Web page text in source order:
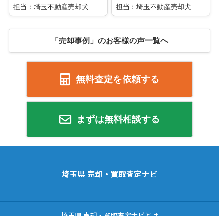
担当：埼玉不動産売却犬 担当：埼玉不動産売却犬
「売却事例」のお客様の声一覧へ
無料査定を依頼する
まずは無料相談する
埼玉県 売却・買取査定ナビ